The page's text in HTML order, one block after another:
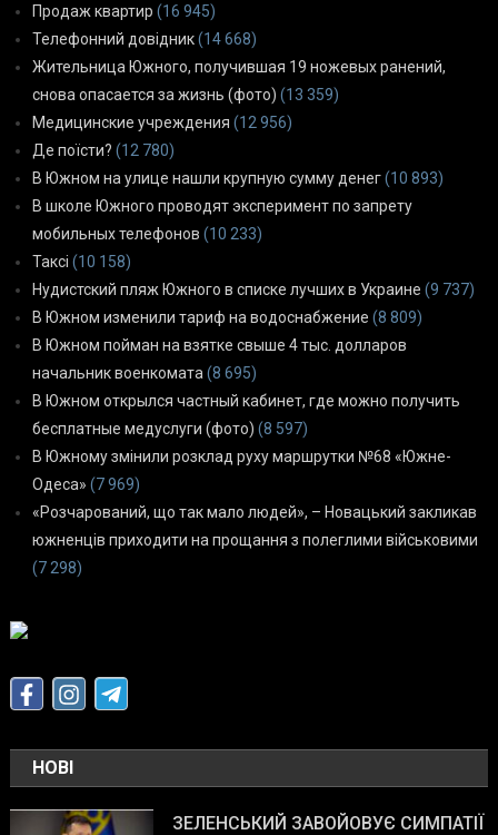
Продаж квартир (16 945)
Телефонний довідник(14 668)
Жительница Южного, получившая 19 ножевых ранений,
снова опасается за жизнь (фото) (13 359)
Медицинские учреждения (12 956)
Де поїсти? (12 780)
В Южном на улице нашли крупную сумму денег(10 893)
В школе Южного проводят эксперимент по запрету
мобильных телефонов (10 233)
Таксі (10 158)
Нудистский пляж Южного в списке лучших в Украине (9 737)
В Южном изменили тариф на водоснабжение (8 809)
В Южном пойман на взятке свыше 4 тыс. долларов
начальник военкомата (8 695)
В Южном открылся частный кабинет, где можно получить
бесплатные медуслуги (фото) (8 597)
В Южному змінили розклад руху маршрутки №68 «Южне-
Одеса» (7 969)
«Розчарований, що так мало людей», – Новацький закликав
южненців приходити на прощання з полеглими військовими
(7 298)
НОВІ
ЗЕЛЕНСЬКИЙ ЗАВОЙОВУЄ СИМПАТІЇ